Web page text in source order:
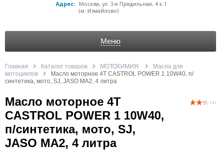
Адрес:
Москва, ул. 3-я Прядильная, 4 к.1
(м. Измайлово)
Меню
Главная Каталог товаров МОТОХИМИЯ
Масла для
мотоциклов
Масло моторное 4T CASTROL POWER 1 10W40, п/
синтетика, мото, SJ, JASO MA2, 4 литра
Масло моторное 4T
CASTROL POWER 1 10W40,
п/синтетика, мото, SJ,
JASO MA2, 4 литра
( 4 )